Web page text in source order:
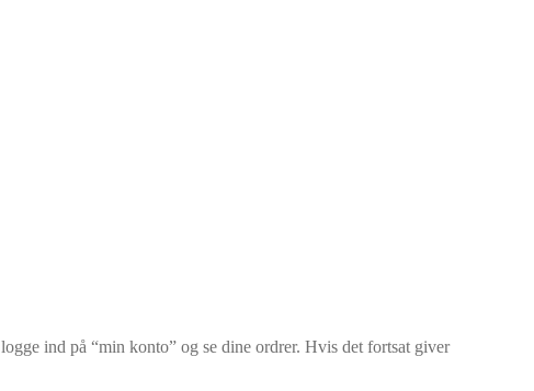
ind på “min konto” og se dine ordrer. Hvis det fortsat giver